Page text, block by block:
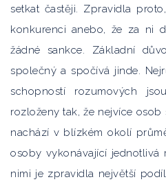
setkat častěji. Zpravidla
konkurenci anebo, že za ni
žádné sankce. Základní
společný a spočívá jinde.
schopností rozumových
rozloženy tak, že nejvíce
nachází v blízkém okolí
osoby vykonávající jednotlivá
nimi je zpravidla největší